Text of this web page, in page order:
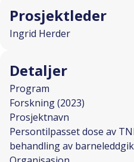
Prosjektleder
Ingrid Herder
Detaljer
Program
Forskning (2023)
Prosjektnavn
Persontilpasset dose av
behandling av